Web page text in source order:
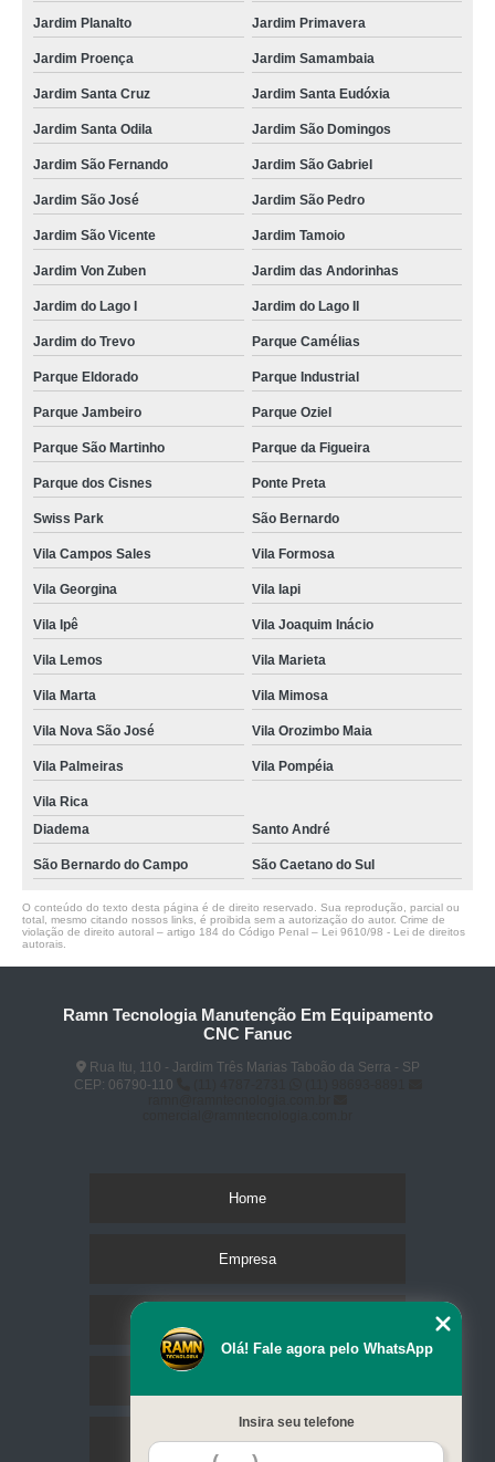
Jardim Planalto Jardim Primavera
Jardim Proença Jardim Samambaia
Jardim Santa Cruz Jardim Santa Eudóxia
Jardim Santa Odila Jardim São Domingos
Jardim São Fernando Jardim São Gabriel
Jardim São José Jardim São Pedro
Jardim São Vicente Jardim Tamoio
Jardim Von Zuben Jardim das Andorinhas
Jardim do Lago I Jardim do Lago II
Jardim do Trevo Parque Camélias
Parque Eldorado Parque Industrial
Parque Jambeiro Parque Oziel
Parque São Martinho Parque da Figueira
Parque dos Cisnes Ponte Preta
Swiss Park São Bernardo
Vila Campos Sales Vila Formosa
Vila Georgina Vila Iapi
Vila Ipê Vila Joaquim Inácio
Vila Lemos Vila Marieta
Vila Marta Vila Mimosa
Vila Nova São José Vila Orozimbo Maia
Vila Palmeiras Vila Pompéia
Vila Rica
Diadema
Santo André
São Bernardo do Campo São Caetano do Sul
O conteúdo do texto desta página é de direito reservado. Sua reprodução, parcial ou
total, mesmo citando nossos links, é proibida sem a autorização do autor. Crime de
violação de direito autoral – artigo 184 do Código Penal – Lei 9610/98 - Lei de direitos
autorais
Ramn Tecnologia Manutenção Em Equipamento
CNC Fanuc
Rua Itu, 110 - Jardim Três Marias Taboão da Serra - SP
CEP: 06790-110
Home
Empresa
Contato
Olá! Fale agora pelo WhatsApp
Insira seu telefone